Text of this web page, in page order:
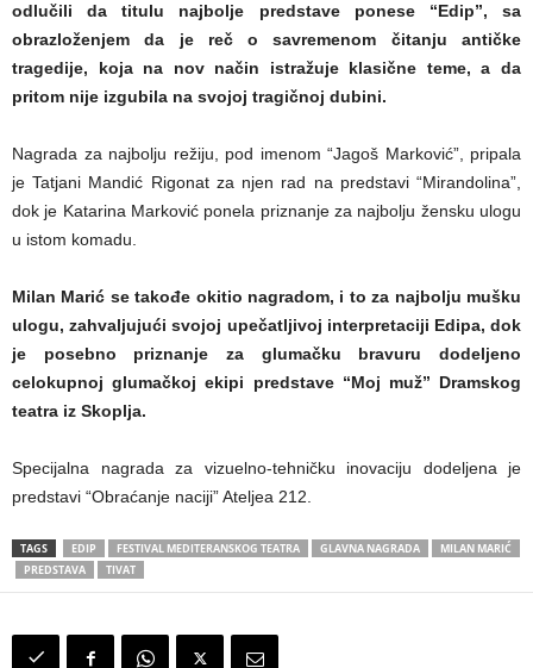
odlučili da titulu najbolje predstave ponese “Edip”, sa
obrazloženjem da je reč o savremenom čitanju antičke
tragedije, koja na nov način istražuje klasične teme, a da
pritom nije izgubila na svojoj tragičnoj dubini.
Nagrada za najbolju režiju, pod imenom “Jagoš Marković”, pripala
je Tatjani Mandić Rigonat za njen rad na predstavi “Mirandolina”,
dok je Katarina Marković ponela priznanje za najbolju žensku ulogu
u istom komadu.
Milan Marić se takođe okitio nagradom, i to za najbolju mušku
ulogu, zahvaljujući svojoj upečatljivoj interpretaciji Edipa, dok
je posebno priznanje za glumačku bravuru dodeljeno
celokupnoj glumačkoj ekipi predstave “Moj muž” Dramskog
teatra iz Skoplja.
Specijalna nagrada za vizuelno-tehničku inovaciju dodeljena je
predstavi “Obraćanje naciji” Ateljea 212.
TAGS EDIP FESTIVAL MEDITERANSKOG TEATRA GLAVNA NAGRADA
MILAN MARIĆ
PREDSTAVA
TIVAT